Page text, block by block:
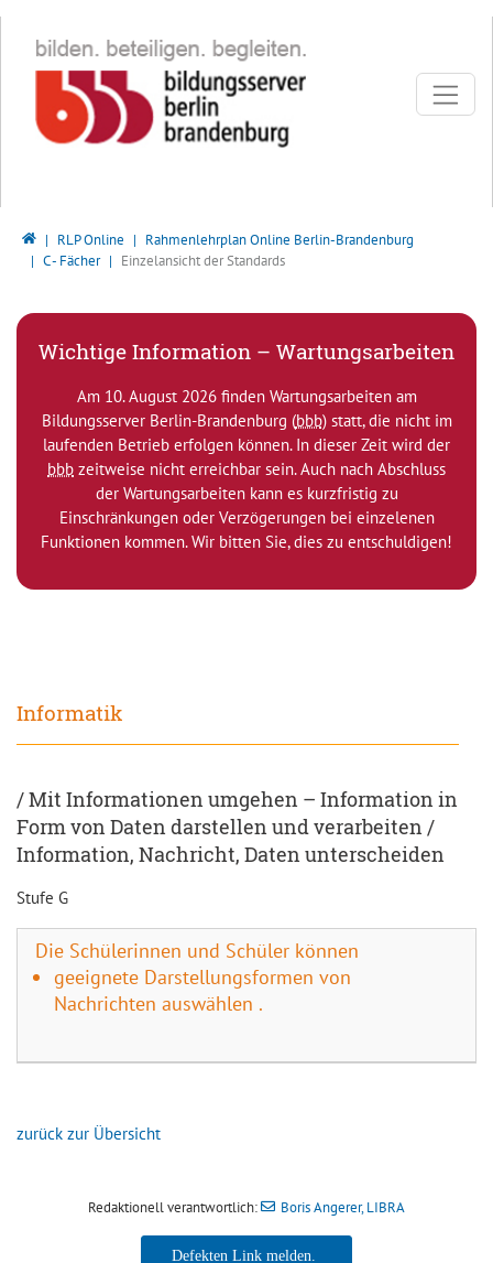
Bildungsserver Berlin - Brandenburg
RLP Online
Rahmenlehrplan Online Berlin-Brandenburg
C - Fächer
Einzelansicht der Standards
Wichtige Information – Wartungsarbeiten
Am 10. August 2026 finden Wartungsarbeiten am
Bildungsserver Berlin-Brandenburg (bbb) statt, die nicht im
laufenden Betrieb erfolgen können. In dieser Zeit wird der
bbb zeitweise nicht erreichbar sein. Auch nach Abschluss
der Wartungsarbeiten kann es kurzfristig zu
Einschränkungen oder Verzögerungen bei einzelenen
Funktionen kommen. Wir bitten Sie, dies zu entschuldigen!
Informatik
/ Mit Informationen umgehen – Information in
Form von Daten darstellen und verarbeiten /
Information, Nachricht, Daten unterscheiden
Stufe G
Die Schülerinnen und Schüler können
geeignete Darstellungsformen von
Nachrichten auswählen .
zurück zur Übersicht
Redaktionell verantwortlich: Boris Angerer, LIBRA